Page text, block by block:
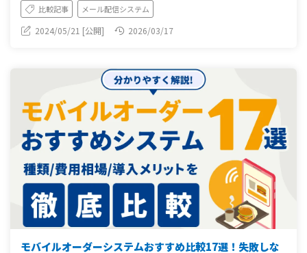
比較記事 メール配信システム
2024/05/21 [公開] 2026/03/17
モバイルオーダーシステムおすすめ比較17選！失敗しな